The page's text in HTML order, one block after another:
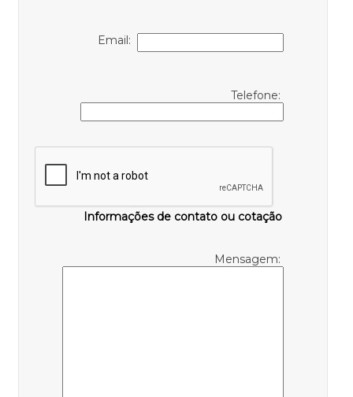
Email:
Telefone:
Informações de contato ou cotação
Mensagem: